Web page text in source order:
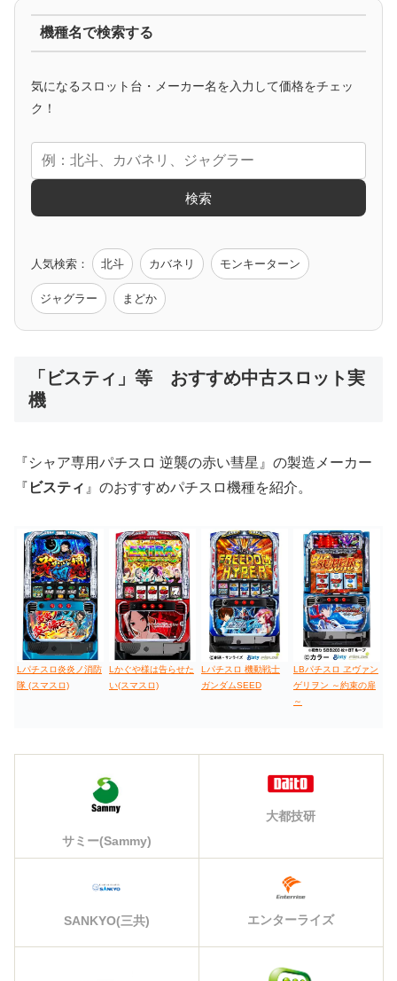
アニメタイアップ
エヴァ コードギアス 化物語 炎炎ノ消防隊
モンハン バイオ ペルソナ
値下げ台
機種名で検索する
気になるスロット台・メーカー名を入力して価格をチェッ
ク！
検索
人気検索： 北斗 カバネリ モンキーターン
ジャグラー まどか
「ビスティ」等 おすすめ中古スロット実
機
『シャア専用パチスロ 逆襲の赤い彗星』の製造メーカー
『 ビスティ 』のおすすめパチスロ機種を紹介。
Lパチスロ炎炎ノ消防
隊 (スマスロ)
Lかぐや様は告らせた
い(スマスロ)
Lパチスロ 機動戦士
ガンダムSEED
LBパチスロ ヱヴァン
ゲリヲン ～約束の扉
～
サミー(Sammy)
大都技研
SANKYO(三共) エンターライズ